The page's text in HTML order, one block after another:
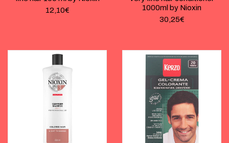
12,10€
1000ml by Nioxin
30,25€